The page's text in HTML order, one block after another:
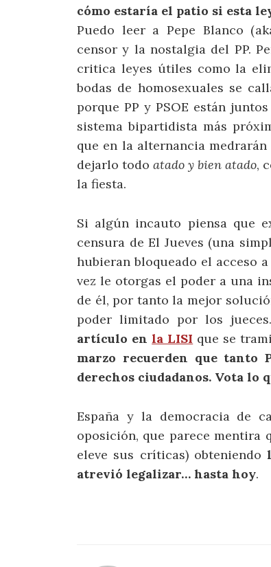
cómo estaría el patio si esta
Puedo leer a Pepe Blanco
censor y la nostalgia del PP.
critica leyes útiles como la
bodas de homosexuales se
porque PP y PSOE están
sistema bipartidista más
que en la alternancia
dejarlo todo atado y bien atado,
la fiesta.
Si algún incauto piensa que
censura de El Jueves (una
hubieran bloqueado el acceso
vez le otorgas el poder a una
de él, por tanto la mejor
poder limitado por los
artículo enla LISI que se
marzo recuerden que tanto
derechos ciudadanos. Vota lo
España y la democracia de
oposición, que parece mentira
eleve sus críticas) obteniendo
atrevió legalizar… hasta hoy.